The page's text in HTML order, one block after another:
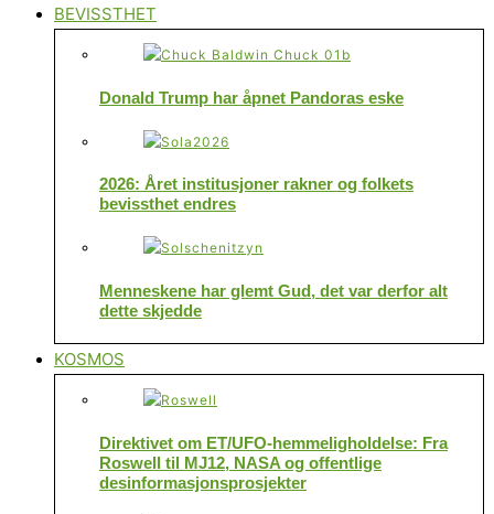
BEVISSTHET
Donald Trump har åpnet Pandoras eske
2026: Året institusjoner rakner og folkets
bevissthet endres
Menneskene har glemt Gud, det var derfor alt
dette skjedde
KOSMOS
Direktivet om ET/UFO-hemmeligholdelse: Fra
Roswell til MJ12, NASA og offentlige
desinformasjonsprosjekter